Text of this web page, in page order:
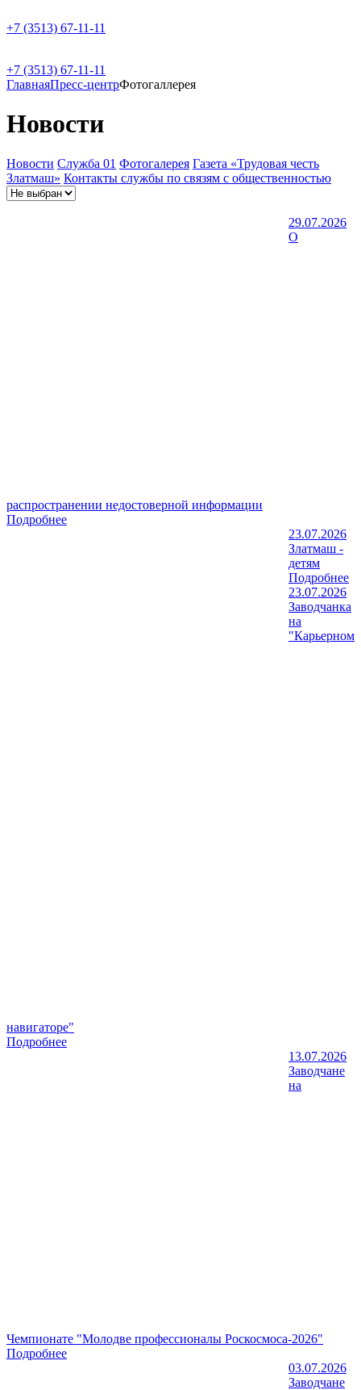
+7 (3513) 67-11-11
+7 (3513) 67-11-11
ГлавнаяПресс-центрФотогаллерея
Новости
Новости Служба 01 Фотогалерея Газета «Трудовая честь
Златмаш» Контакты службы по связям с общественностью
29.07.2026
О
распространении недостоверной информации
Подробнее
23.07.2026
Златмаш -
детям
Подробнее
23.07.2026
Заводчанка
на
"Карьерном
навигаторе"
Подробнее
13.07.2026
Заводчане
на
Чемпионате "Молодве профессионалы Роскосмоса-2026"
Подробнее
03.07.2026
Заводчане